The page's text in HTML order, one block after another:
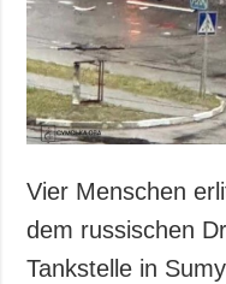
Vier Menschen
dem russischen
Tankstelle in